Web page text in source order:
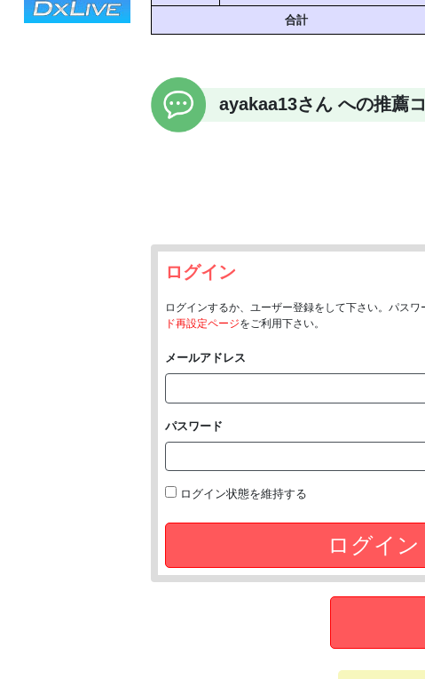
合計
ayakaa13さん への推薦
ログイン
ログインするか、ユーザー登録をして下さい。パスワ
ド再設定ページをご利用下さい。
メールアドレス
パスワード
ログイン状態を維持する
ログイン